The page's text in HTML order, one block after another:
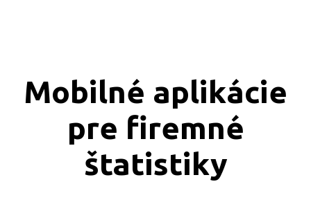
Mobilné aplikácie
pre firemné
štatistiky